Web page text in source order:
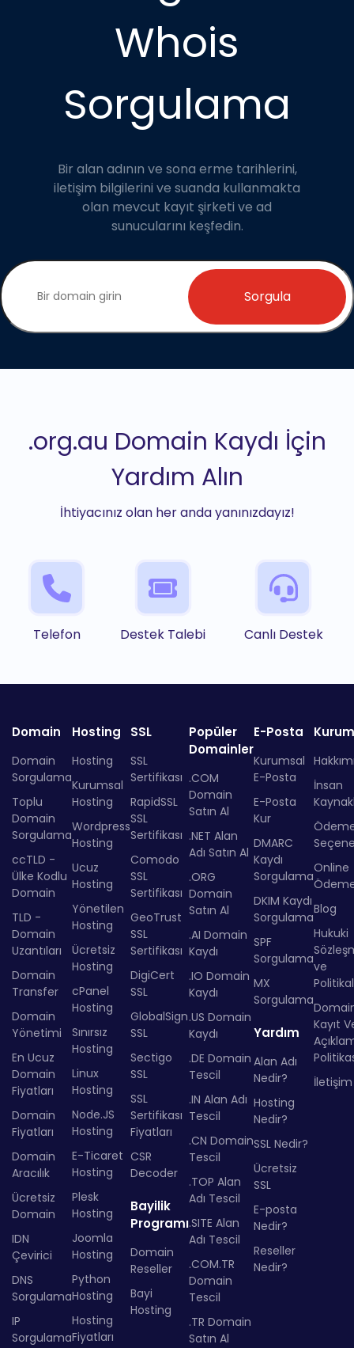
Whois
Sorgulama
Bir alan adının ve sona erme tarihlerini,
iletişim bilgilerini ve suanda kullanmakta
olan mevcut kayıt şirketi ve ad
sunucularını keşfedin.
Sorgula
.org.au Domain Kaydı İçin
Yardım Alın
İhtiyacınız olan her anda yanınızdayız!
Telefon Destek Talebi Canlı Destek
Domain
Domain
Sorgulama
Toplu
Domain
Sorgulama
ccTLD -
Ülke Kodlu
Domain
TLD -
Domain
Uzantıları
Domain
Transfer
Domain
Yönetimi
En Ucuz
Domain
Fiyatları
Domain
Fiyatları
Domain
Aracılık
Ücretsiz
Domain
IDN
Çevirici
DNS
Sorgulama
IP
Sorgulama
Hosting
Hosting
Kurumsal
Hosting
Wordpress
Hosting
Ucuz
Hosting
Yönetilen
Hosting
Ücretsiz
Hosting
cPanel
Hosting
Sınırsız
Hosting
Linux
Hosting
Node.JS
Hosting
E-Ticaret
Hosting
Plesk
Hosting
Joomla
Hosting
Python
Hosting
Hosting
Fiyatları
SSL
SSL
Sertifikası
RapidSSL
SSL
Sertifikası
Comodo
SSL
Sertifikası
GeoTrust
SSL
Sertifikası
DigiCert
SSL
GlobalSign
SSL
Sectigo
SSL
SSL
Sertifikası
Fiyatları
CSR
Decoder
Bayilik
Programı
Domain
Reseller
Bayi
Hosting
Popüler
Domainler
.COM
Domain
Satın Al
.NET Alan
Adı Satın Al
.ORG
Domain
Satın Al
.AI Domain
Kaydı
.IO Domain
Kaydı
.US Domain
Kaydı
.DE Domain
Tescil
.IN Alan Adı
Tescil
.CN Domain
Tescil
.TOP Alan
Adı Tescil
.SITE Alan
Adı Tescil
.COM.TR
Domain
Tescil
.TR Domain
Satın Al
E-Posta
Kurumsal
E-Posta
E-Posta
Kur
DMARC
Kaydı
Sorgulama
DKIM Kaydı
Sorgulama
SPF
Sorgulama
MX
Sorgulama
Yardım
Alan Adı
Nedir?
Hosting
Nedir?
SSL Nedir?
Ücretsiz
SSL
E-posta
Nedir?
Reseller
Nedir?
İnsan
Online
Blog
Hukuki
ve
Kayıt
İletişim